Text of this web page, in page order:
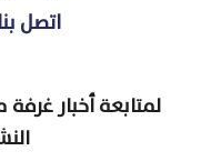
اتصل بنا
لمتابعة أخبار